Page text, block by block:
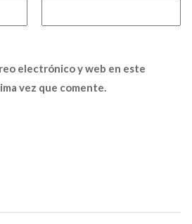
electrónico y web en este
vez que comente.